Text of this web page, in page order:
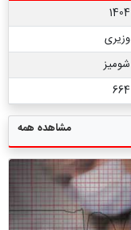
1404
وزیری
شومیز
664
مشاهده همه